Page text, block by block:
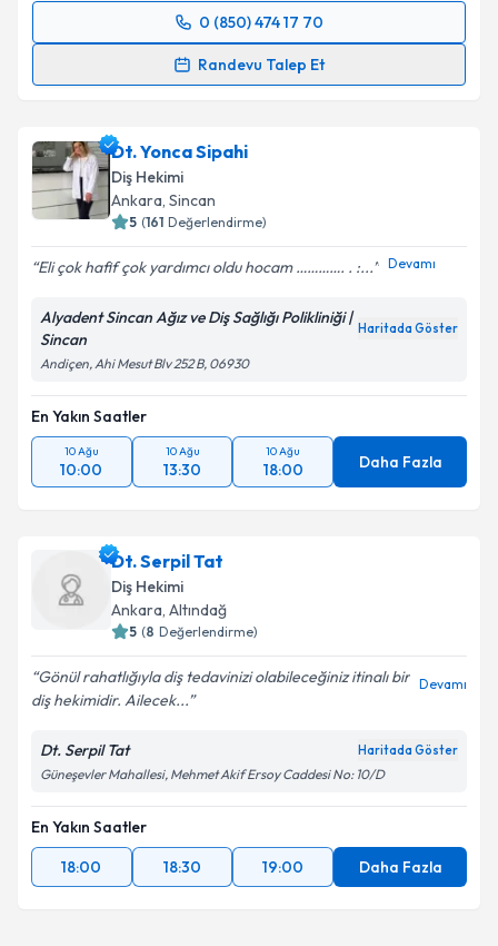
0 (850) 474 17 70
Randevu Talep Et
Randevu Takvimi Talebi
takvim hazırlandığında e-posta ile bilgilendireceğiz.
E-posta Adresiniz
Kişisel verilerimin işlenmesine ilişkin
Metni'ni okudum ve kişisel verilerimin belirtilen
Dt. Yonca Sipahi
Diş Hekimi
Ankara, Sincan
5 (161 Değerlendirme)
Eli çok hafif çok yardımcı oldu hocam …………. . :... Devamı
Alyadent Sincan Ağız ve Diş Sağlığı Polikliniği |
Sincan
Haritada Göster
Andiçen, Ahi Mesut Blv 252 B, 06930
En Yakın Saatler
10 Ağu
10:00
10 Ağu
13:30
10 Ağu
18:00 Daha Fazla
Dt. Serpil Tat
Diş Hekimi
Ankara, Altındağ
5 (8 Değerlendirme)
Gönül rahatlığıyla diş tedavinizi olabileceğiniz itinalı bir
diş hekimidir. Ailecek...
Devamı
Dt. Serpil Tat Haritada Göster
Güneşevler Mahallesi, Mehmet Akif Ersoy Caddesi No: 10/D
En Yakın Saatler
18:00
18:30 19:00 Daha Fazla